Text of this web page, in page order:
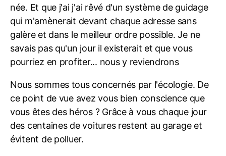
née. Et que j'ai j'ai rêvé d'un système de guidage
qui m'amènerait devant chaque adresse sans
galère et dans le meilleur ordre possible. Je ne
savais pas qu'un jour il existerait et que vous
pourriez en profiter... nous y reviendrons
Nous sommes tous concernés par l'écologie. De
ce point de vue avez vous bien conscience que
vous êtes des héros ? Grâce à vous chaque jour
des centaines de voitures restent au garage et
évitent de polluer.